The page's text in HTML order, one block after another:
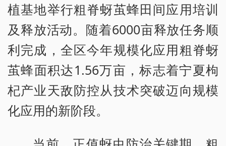
植基地举行粗脊蚜茧蜂田间应用培训
及释放活动。随着6000亩释放任务顺
利完成，全区今年规模化应用粗脊蚜
茧蜂面积达1.56万亩，标志着宁夏枸
杞产业天敌防控从技术突破迈向规模
化应用的新阶段。